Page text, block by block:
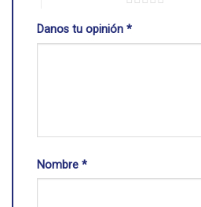
Danos tu opinión *
Nombre *